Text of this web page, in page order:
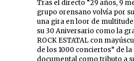
Tras el directo “29 años, 9
grupo orensano volvía por
una gira en loor de
su 30 Aniversario como la
ROCK ESTATAL con
de los 1000 conciertos” de
documental como tributo a